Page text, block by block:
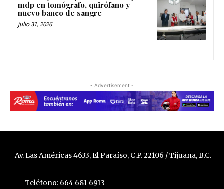
mdp en tomógrafo, quirófano y
nuevo banco de sangre
julio 31, 2026
- Advertisement -
Av. Las Américas 4633, El Paraíso, C.P. 22106 / Tijuana, B.C.
Teléfono: 664 681 6913